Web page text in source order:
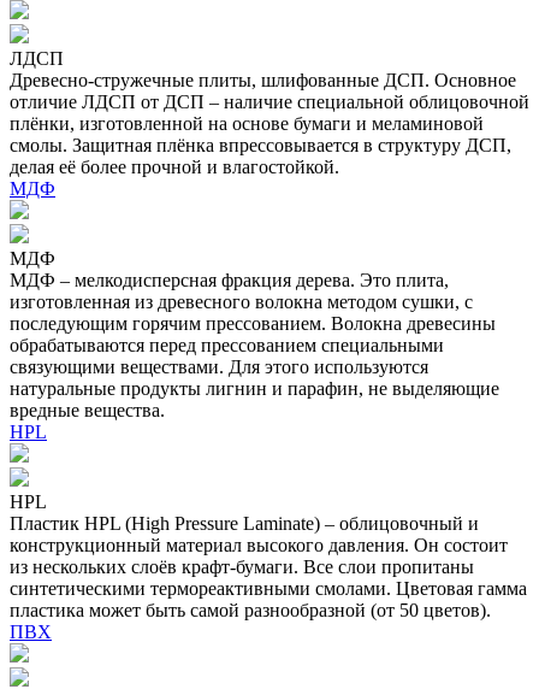
ЛДСП
Древесно-стружечные плиты, шлифованные ДСП. Основное
отличие ЛДСП от ДСП – наличие специальной облицовочной
плёнки, изготовленной на основе бумаги и меламиновой
смолы. Защитная плёнка впрессовывается в структуру ДСП,
делая её более прочной и влагостойкой.
МДФ
МДФ
МДФ – мелкодисперсная фракция дерева. Это плита,
изготовленная из древесного волокна методом сушки, с
последующим горячим прессованием. Волокна древесины
обрабатываются перед прессованием специальными
связующими веществами. Для этого используются
натуральные продукты лигнин и парафин, не выделяющие
вредные вещества.
HPL
HPL
Пластик HPL (High Pressure Laminate) – облицовочный и
конструкционный материал высокого давления. Он состоит
из нескольких слоёв крафт-бумаги. Все слои пропитаны
синтетическими термореактивными смолами. Цветовая гамма
пластика может быть самой разнообразной (от 50 цветов).
ПВХ